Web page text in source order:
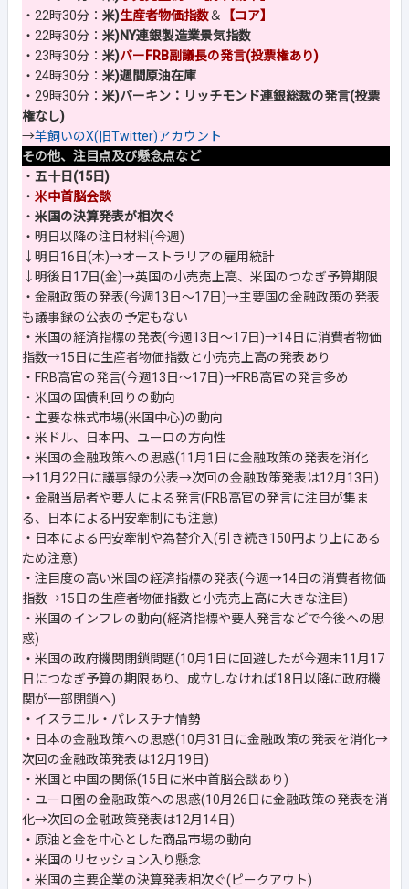
・22時30分： 米)生産者物価指数＆
【コア】
・22時30分： 米)NY連銀製造業景気指数
・23時30分： 米)バーFRB副議長の発言(投票権あり)
・24時30分： 米)週間原油在庫
・29時30分： 米)バーキン：リッチモンド連銀総裁の発言(投票
権なし)
→羊飼いのX(旧Twitter)アカウント
その他、注目点及び懸念点など
・ 五十日(15日)
・ 米中首脳会談
・ 米国の決算発表が相次ぐ
・明日以降の注目材料(今週)
↓明日16日(木)→オーストラリアの雇用統計
↓明後日17日(金)→英国の小売売上高、米国のつなぎ予算期限
・金融政策の発表(今週13日～17日)→主要国の金融政策の発表
も議事録の公表の予定もない
・米国の経済指標の発表(今週13日～17日)→14日に消費者物価
指数→15日に生産者物価指数と小売売上高の発表あり
・FRB高官の発言(今週13日～17日)→FRB高官の発言多め
・米国の国債利回りの動向
・主要な株式市場(米国中心)の動向
・米ドル、日本円、ユーロの方向性
・米国の金融政策への思惑(11月1日に金融政策の発表を消化
→11月22日に議事録の公表→次回の金融政策発表は12月13日)
・金融当局者や要人による発言(FRB高官の発言に注目が集ま
る、日本による円安牽制にも注意)
・日本による円安牽制や為替介入(引き続き150円より上にある
ため注意)
・注目度の高い米国の経済指標の発表(今週→14日の消費者物価
指数→15日の生産者物価指数と小売売上高に大きな注目)
・米国のインフレの動向(経済指標や要人発言などで今後への思
惑)
・米国の政府機関閉鎖問題(10月1日に回避したが今週末11月17
日につなぎ予算の期限あり、成立しなければ18日以降に政府機
関が一部閉鎖へ)
・イスラエル・パレスチナ情勢
・日本の金融政策への思惑(10月31日に金融政策の発表を消化→
次回の金融政策発表は12月19日)
・米国と中国の関係(15日に米中首脳会談あり)
・ユーロ圏の金融政策への思惑(10月26日に金融政策の発表を消
化→次回の金融政策発表は12月14日)
・原油と金を中心とした商品市場の動向
・米国のリセッション入り懸念
・米国の主要企業の決算発表相次ぐ(ピークアウト)